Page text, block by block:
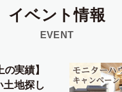
イベント情報
EVENT
実績】
土地探し